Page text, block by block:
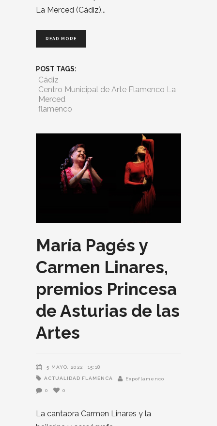
La Merced (Cádiz)
READ MORE
POST TAGS:
Cádiz
Centro Municipal de Arte Flamenco La
Merced
flamenco
María Pagés y
Carmen Linares,
premios Princesa
de Asturias de las
Artes
5 MAYO, 2022 15:18
ACTUALIDAD FLAMENCA Expoflamenco
0 0
La cantaora Carmen Linares y la